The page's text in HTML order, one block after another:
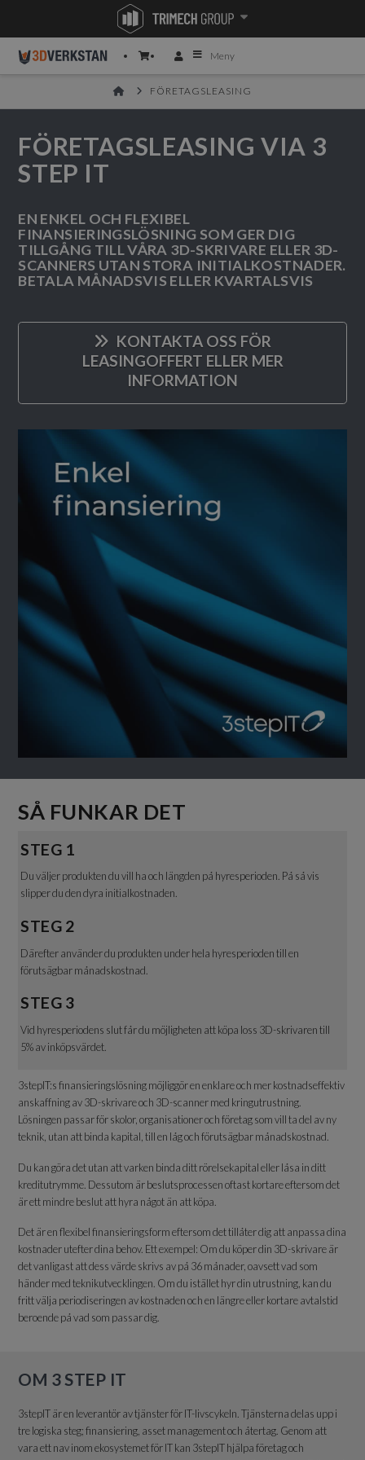
Meny
HOMEFÖRETAGSLEASING
FÖRETAGSLEASING VIA 3
STEP IT
EN ENKEL OCH FLEXIBEL
FINANSIERINGSLÖSNING SOM GER DIG
TILLGÅNG TILL VÅRA 3D-SKRIVARE ELLER 3D-
SCANNERS UTAN STORA INITIALKOSTNADER.
BETALA MÅNADSVIS ELLER KVARTALSVIS
KONTAKTA OSS FÖR
LEASINGOFFERT ELLER MER
INFORMATION
SÅ FUNKAR DET
STEG 1
Du väljer produkten du vill ha och längden på hyresperioden. På så vis
slipper du den dyra initialkostnaden.
STEG 2
Därefter använder du produkten under hela hyresperioden till en
förutsägbar månadskostnad.
STEG 3
Vid hyresperiodens slut får du möjligheten att köpa loss 3D-skrivaren till
5% av inköpsvärdet.
3stepIT:s finansieringslösning möjliggör en enklare och mer kostnadseffektiv
anskaffning av 3D-skrivare och 3D-scanner med kringutrustning.
Lösningen passar för skolor, organisationer och företag som vill ta del av ny
teknik, utan att binda kapital, till en låg och förutsägbar månadskostnad.
Du kan göra det utan att varken binda ditt rörelsekapital eller låsa in ditt
kreditutrymme. Dessutom är beslutsprocessen oftast kortare eftersom det
är ett mindre beslut att hyra något än att köpa.
Det är en flexibel finansieringsform eftersom det tillåter dig att anpassa dina
kostnader utefter dina behov. Ett exempel: Om du köper din 3D-skrivare är
det vanligast att dess värde skrivs av på 36 månader, oavsett vad som
händer med teknikutvecklingen. Om du istället hyr din utrustning, kan du
fritt välja periodiseringen av kostnaden och en längre eller kortare avtalstid
beroende på vad som passar dig.
OM 3 STEP IT
3stepIT är en leverantör av tjänster för IT-livscykeln. Tjänsterna delas upp i
tre logiska steg; finansiering, asset management och återtag. Genom att
vara ett nav inom ekosystemet för IT kan 3stepIT hjälpa företag och